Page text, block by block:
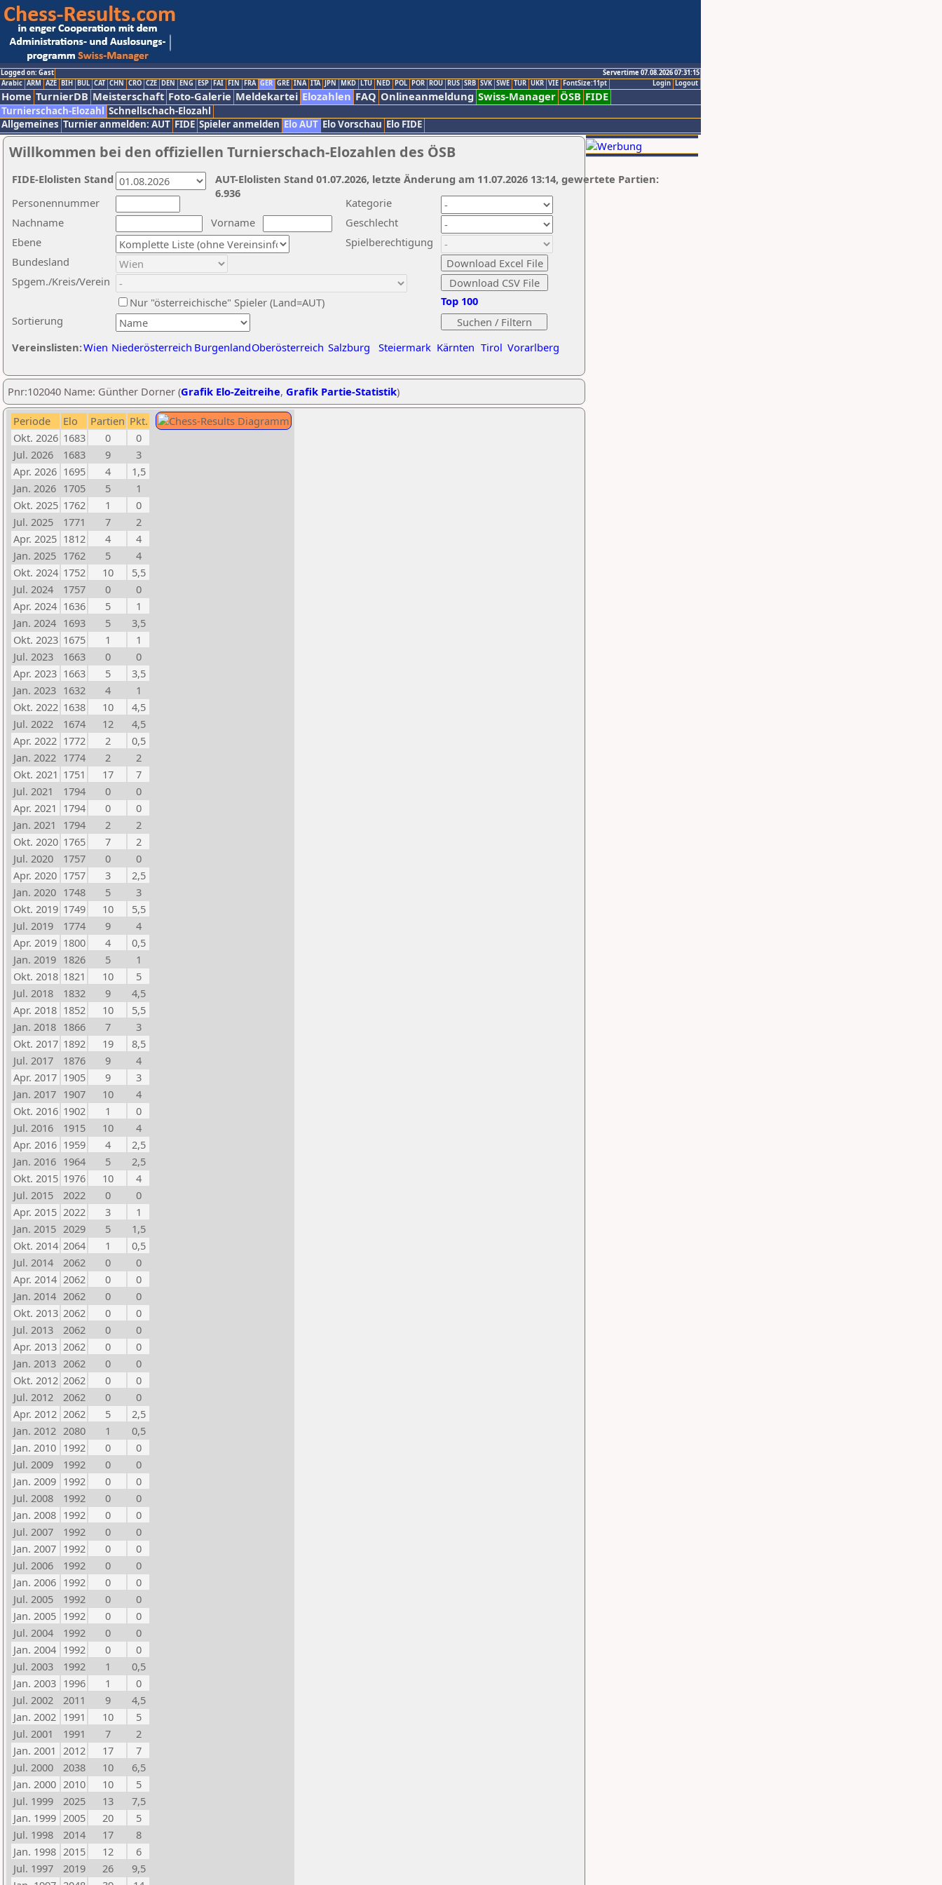
Logged on: Gast
Servertime 07.08.2026 07:31:15
Logout
Login
Arabic ARM AZE BIH BUL CAT CHN CRO CZE DEN ENG ESP FAI FIN FRA GER GRE INA ITA JPN MKD LTU NED POL POR ROU RUS SRB SVK SWE TUR UKR VIE FontSize:11pt
Home TurnierDB Meisterschaft Foto-Galerie Meldekartei Elozahlen FAQ Onlineanmeldung Swiss-Manager ÖSB FIDE
Turnierschach-Elozahl Schnellschach-Elozahl
Allgemeines Turnier anmelden: AUT FIDE Spieler anmelden Elo AUT Elo Vorschau Elo FIDE
Willkommen bei den offiziellen Turnierschach-Elozahlen des ÖSB
Nachname
Vorname
Ebene
Kategorie
Sortierung
Personennummer
Bundesland
Spgem./Kreis/Verein
Geschlecht
Nur "österreichische" Spieler (Land=AUT)
Spielberechtigung
Vereinslisten:Wien Niederösterreich BurgenlandOberösterreich Salzburg Steiermark Kärnten Tirol Vorarlberg
Top 100
AUT-Elolisten Stand 01.07.2026, letzte Änderung am 11.07.2026 13:14, gewertete Partien:
6.936
FIDE-Elolisten Stand
Pnr:102040 Name: Günther Dorner (Grafik Elo-Zeitreihe, Grafik Partie-Statistik)
Periode Elo Partien Pkt.
Okt. 2026 1683 0
0
Jul. 2026
1683 9
3
Apr. 2026 1695 4
1,5
Jan. 2026 1705 5
1
Okt. 2025 1762 1
0
Jul. 2025
1771 7
2
Apr. 2025 1812 4
4
Jan. 2025 1762 5
4
Okt. 2024 1752 10
5,5
Jul. 2024
1757 0
0
Apr. 2024 1636 5
1
Jan. 2024 1693 5
3,5
Okt. 2023 1675 1
1
Jul. 2023
1663 0
0
Apr. 2023 1663 5
3,5
Jan. 2023 1632 4
1
Okt. 2022 1638 10
4,5
Jul. 2022
1674 12
4,5
Apr. 2022 1772 2
0,5
Jan. 2022 1774 2
2
Okt. 2021 1751 17
7
Jul. 2021
1794 0
0
Apr. 2021 1794 0
0
Jan. 2021
1794 2
2
Okt. 2020 1765 7
2
Jul. 2020
1757 0
0
Apr. 2020 1757 3
2,5
Jan. 2020 1748 5
3
Okt. 2019 1749 10
5,5
Jul. 2019
1774 9
4
Apr. 2019 1800 4
0,5
Jan. 2019 1826 5
1
Okt. 2018 1821 10
5
Jul. 2018
1832 9
4,5
Apr. 2018 1852 10
5,5
Jan. 2018 1866 7
3
Okt. 2017 1892 19
8,5
Jul. 2017
1876 9
4
Apr. 2017 1905 9
3
Jan. 2017 1907 10
4
Okt. 2016 1902 1
0
Jul. 2016
1915 10
4
Apr. 2016 1959 4
2,5
Jan. 2016 1964 5
2,5
Okt. 2015 1976 10
4
Jul. 2015
2022 0
0
Apr. 2015 2022 3
1
Jan. 2015 2029 5
1,5
Okt. 2014 2064 1
0,5
Jul. 2014
2062 0
0
Apr. 2014 2062 0
0
Jan. 2014 2062 0
0
Okt. 2013 2062 0
0
Jul. 2013
2062 0
0
Apr. 2013 2062 0
0
Jan. 2013 2062 0
0
Okt. 2012 2062 0
0
Jul. 2012
2062 0
0
Apr. 2012 2062 5
2,5
Jan. 2012 2080 1
0,5
Jan. 2010 1992 0
0
Jul. 2009
1992 0
0
Jan. 2009 1992 0
0
Jul. 2008
1992 0
0
Jan. 2008 1992 0
0
Jul. 2007
1992 0
0
Jan. 2007 1992 0
0
Jul. 2006
1992 0
0
Jan. 2006 1992 0
0
Jul. 2005
1992 0
0
Jan. 2005 1992 0
0
Jul. 2004
1992 0
0
Jan. 2004 1992 0
0
Jul. 2003
1992 1
0,5
Jan. 2003 1996 1
0
Jul. 2002
2011 9
4,5
Jan. 2002 1991 10
5
Jul. 2001
1991 7
2
Jan. 2001 2012 17
7
Jul. 2000
2038 10
6,5
Jan. 2000 2010 10
5
Jul. 1999
2025 13
7,5
Jan. 1999 2005 20
5
Jul. 1998
2014 17
8
Jan. 1998 2015 12
6
Jul. 1997
2019 26
9,5